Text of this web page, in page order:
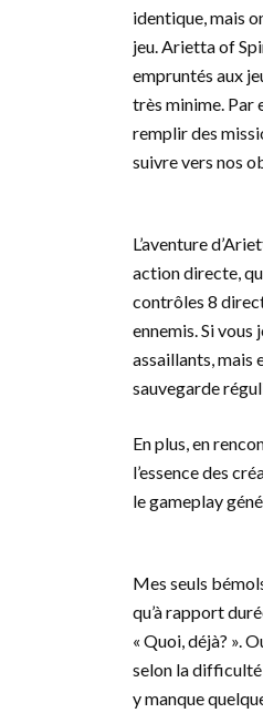
identique, mais
jeu. Arietta of
empruntés aux
très minime. Par
remplir des
suivre vers nos
L’aventure
action directe,
contrôles 8
ennemis. Si
assaillants, mais
sauvegarde
En plus, en
l’essence des
le gameplay
Mes seuls
qu’à rapport
« Quoi, déjà? ».
selon la difficulté
y manque